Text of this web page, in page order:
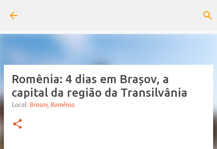
Romênia: 4 dias em Brașov, a
capital da região da Transilvânia
Local: Brasov, Romênia